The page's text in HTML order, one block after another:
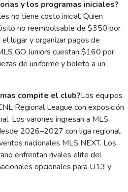
y los programas iniciales?
no tiene costo inicial. Quien
no reembolsable de $350 por
lugar y organizar pagos de
GO Juniors cuestan $160 por
de uniforme y boleto a un
compite el club?Los equipos
Regional League con exposición
Los varones ingresan a MLS
2026–2027 con liga regional,
nacionales MLS NEXT. Los
enfrentan rivales elite del
opcionales para U13 y